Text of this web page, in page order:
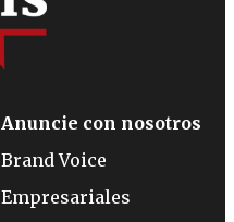
Anuncie con nosotros
Brand Voice
Empresariales